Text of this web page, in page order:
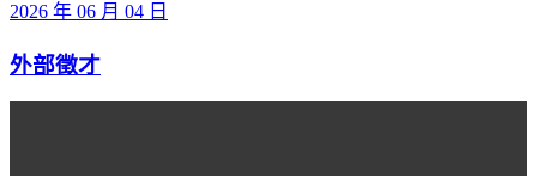
2026 年 06 月 04 日
外部徵才